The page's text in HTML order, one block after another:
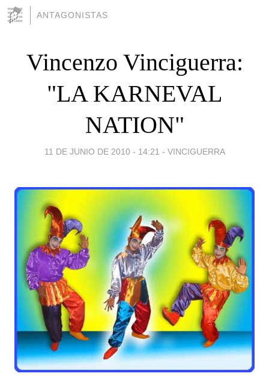
ANTAGONISTAS
Vincenzo Vinciguerra:
"LA KARNEVAL
NATION"
11 DE JUNIO DE 2010 - 14:21 - VINCIGUERRA